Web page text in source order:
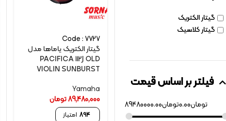
گیتار الکتریک
گیتار کلاسیک
فیلتر بر اساس قیمت
تومان0.00تومان89480000.00
Code : 7727
گیتار الکتريک یاماها مدل
PACIFICA 112J OLD
VIOLIN SUNBURST
Yamaha
89,480,000تومان
894 امتیاز